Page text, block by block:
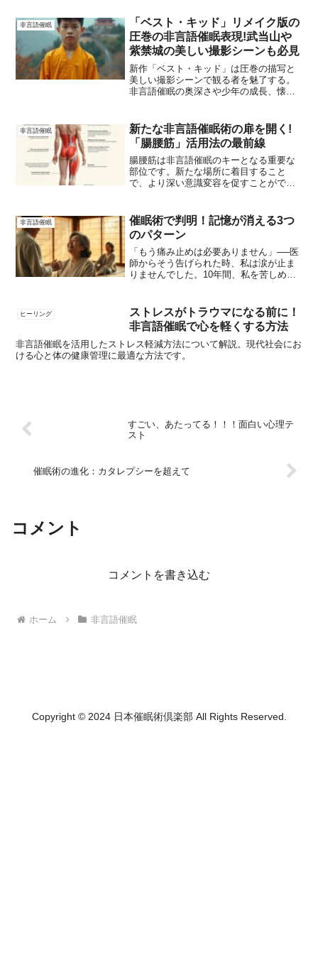
夢を叶えるには？・スピリチュアルに捕
われない引き寄せの...
非言語催眠
「ベスト・キッド」リメイク版の
圧巻の非言語催眠表現!武当山や
紫禁城の美しい撮影シーンも必見
新作「ベスト・キッド」は圧巻の描写と
美しい撮影シーンで観る者を魅了する。
非言語催眠の奥深さや少年の成長、懐か
キー・チェンファンにもおすすめの一
本。
非言語催眠
新たな非言語催眠術の扉を開く!
「腸腰筋」活用法の最前線
腸腰筋は非言語催眠のキーとなる重要な
部位です。新たな場所に着目すること
で、より深い意識変容を促すことができ
す。非言語催眠のプロが詳しく解説し、
視聴者が効果的に腸腰筋を操ることがで
きるテクニックをお伝えします。
非言語催眠
催眠術で判明！記憶が消える3つ
のパターン
「もう痛み止めは必要ありません」──医
師からそう告げられた時、私は涙が止ま
りませんでした。10年間、私を苦しめ続
じられない体験は、2019年東京で開催さ
れた日本催眠術...
ヒーリング
ストレスがトラウマになる前に！
非言語催眠で心を軽くする方法
非言語催眠を活用したストレス軽減方法について解説。現代社会にお
ける心と体の健康管理に最適な方法です。
すごい、あたってる！！！面白い心理テ
スト
催眠術の進化：カタレプシーを超えて
コメント
コメントを書き込む
ホーム 非言語催眠
Copyright © 2024 日本催眠術倶楽部 All Rights Reserved.